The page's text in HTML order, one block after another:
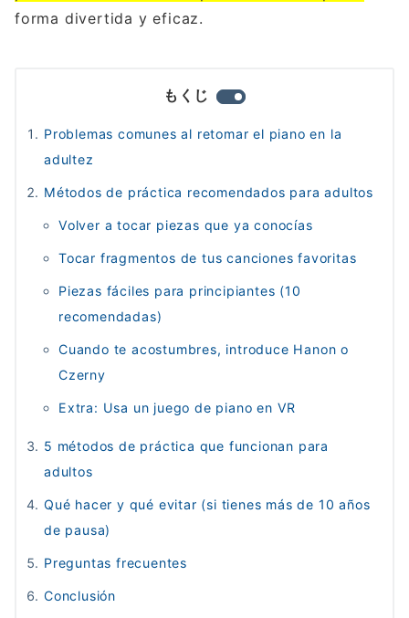
forma divertida y eficaz.
もくじ
Problemas comunes al retomar el piano en la
adultez
Métodos de práctica recomendados para adultos
Volver a tocar piezas que ya conocías
Tocar fragmentos de tus canciones favoritas
Piezas fáciles para principiantes (10
recomendadas)
Cuando te acostumbres, introduce Hanon o
Czerny
Extra: Usa un juego de piano en VR
5 métodos de práctica que funcionan para
adultos
Qué hacer y qué evitar (si tienes más de 10 años
de pausa)
Preguntas frecuentes
Conclusión